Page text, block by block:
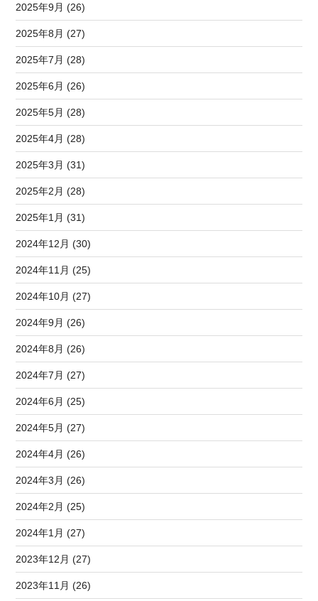
2025年9月 (26)
2025年8月 (27)
2025年7月 (28)
2025年6月 (26)
2025年5月 (28)
2025年4月 (28)
2025年3月 (31)
2025年2月 (28)
2025年1月 (31)
2024年12月 (30)
2024年11月 (25)
2024年10月 (27)
2024年9月 (26)
2024年8月 (26)
2024年7月 (27)
2024年6月 (25)
2024年5月 (27)
2024年4月 (26)
2024年3月 (26)
2024年2月 (25)
2024年1月 (27)
2023年12月 (27)
2023年11月 (26)